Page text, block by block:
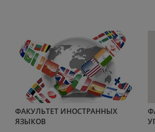
ФАКУЛЬТЕТ ИНОСТРАННЫХ
ЯЗЫКОВ